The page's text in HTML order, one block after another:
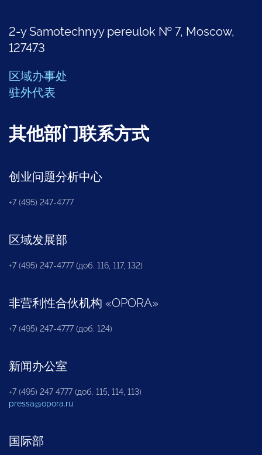
2-y Samotechnyy pereulok № 7, Moscow,
127473
区域办事处
驻外代表
其他部门联系方式
创业问题分析中心
+7 (495) 247-4777
区域发展部
+7 (495) 247-4777 (доб. 116, 117, 132)
非营利性合伙机构 «OPORA»
+7 (495) 247-4777 (доб. 124)
新闻办公室
+7 (495) 247 4777 (доб. 115, 114, 113)
pressa@opora.ru
国际部